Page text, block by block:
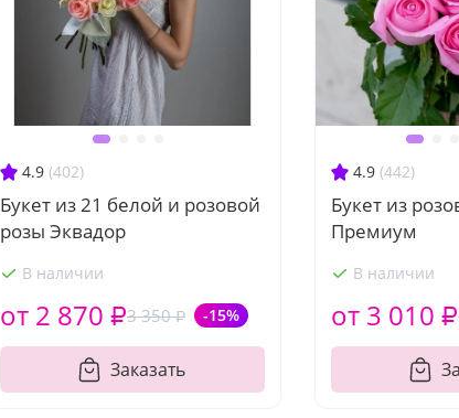
4.9 (402)
Букет из 21 белой и розовой
розы Эквадор
В наличии
3 350 ₽ -15%
от 2 870 ₽
Заказать
4.9 (442)
Букет из
Премиум
В наличии
от 3 010 ₽